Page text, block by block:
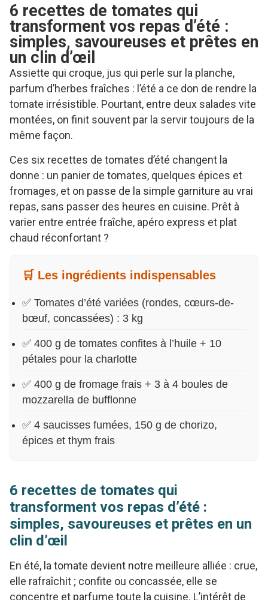
6 recettes de tomates qui
transforment vos repas d’été :
simples, savoureuses et prêtes en
un clin d’œil
Assiette qui croque, jus qui perle sur la planche,
parfum d’herbes fraîches : l’été a ce don de rendre la
tomate irrésistible. Pourtant, entre deux salades vite
montées, on finit souvent par la servir toujours de la
même façon.
Ces six recettes de tomates d’été changent la
donne : un panier de tomates, quelques épices et
fromages, et on passe de la simple garniture au vrai
repas, sans passer des heures en cuisine. Prêt à
varier entre entrée fraîche, apéro express et plat
chaud réconfortant ?
🛒 Les ingrédients indispensables
✅ Tomates d’été variées (rondes, cœurs-de-
bœuf, concassées) : 3 kg
✅ 400 g de tomates confites à l’huile + 10
pétales pour la charlotte
✅ 400 g de fromage frais + 3 à 4 boules de
mozzarella de bufflonne
✅ 4 saucisses fumées, 150 g de chorizo,
épices et thym frais
6 recettes de tomates qui
transforment vos repas d’été :
simples, savoureuses et prêtes en un
clin d’œil
En été, la tomate devient notre meilleure alliée : crue,
elle rafraîchit ; confite ou concassée, elle se
concentre et parfume toute la cuisine. L’intérêt de